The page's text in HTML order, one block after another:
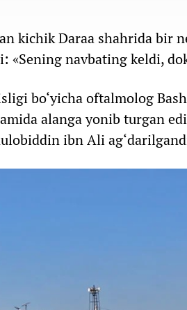
kichik Daraa shahrida bir
«Sening navbating keldi,
bo‘yicha oftalmolog
alanga yonib turgan
ibn Ali